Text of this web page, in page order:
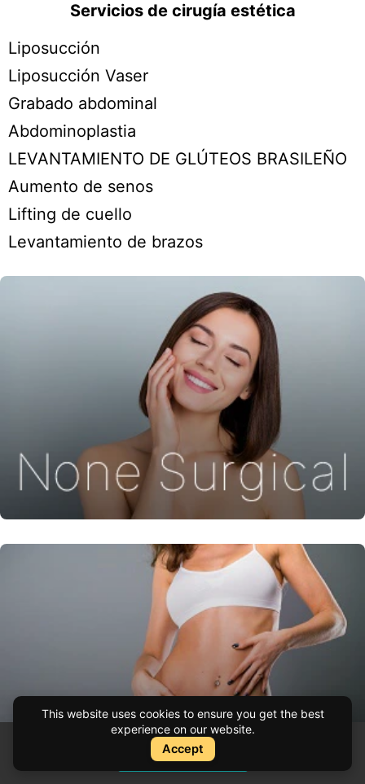
Servicios de cirugía estética
Liposucción
Liposucción Vaser
Grabado abdominal
Abdominoplastia
LEVANTAMIENTO DE GLÚTEOS BRASILEÑO
Aumento de senos
Lifting de cuello
Levantamiento de brazos
Cotización Instantánea
Instant Quote
This website uses cookies to ensure you get the best
experience on our website.
Accept